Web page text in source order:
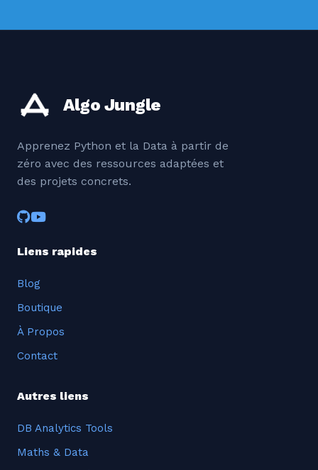
Algo Jungle
Apprenez Python et la Data à partir de
zéro avec des ressources adaptées et
des projets concrets.
Liens rapides
Blog
Boutique
À Propos
Contact
Autres liens
DB Analytics Tools
Maths & Data